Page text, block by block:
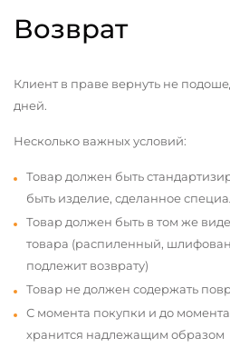
Возврат
Клиент в праве вернуть не
дней.
Несколько важных условий:
Товар должен быть
быть изделие, сделанное
Товар должен быть в том же
товара (распиленный,
подлежит возврату)
Товар не должен содержать
С момента покупки и до
хранится надлежащим образом